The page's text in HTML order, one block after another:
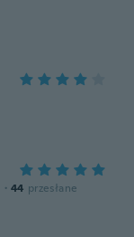
· 44 przesłane